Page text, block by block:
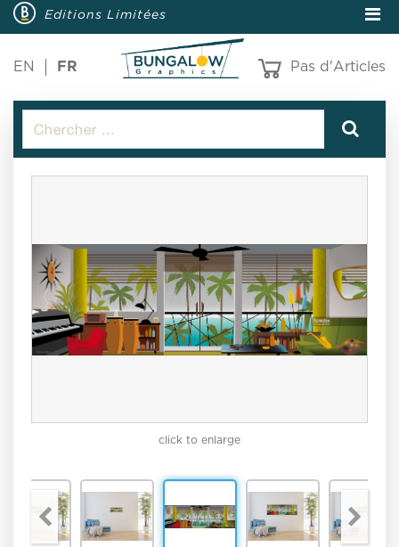
Editions Limitées
EN FR Pas d'Articles
click to enlarge